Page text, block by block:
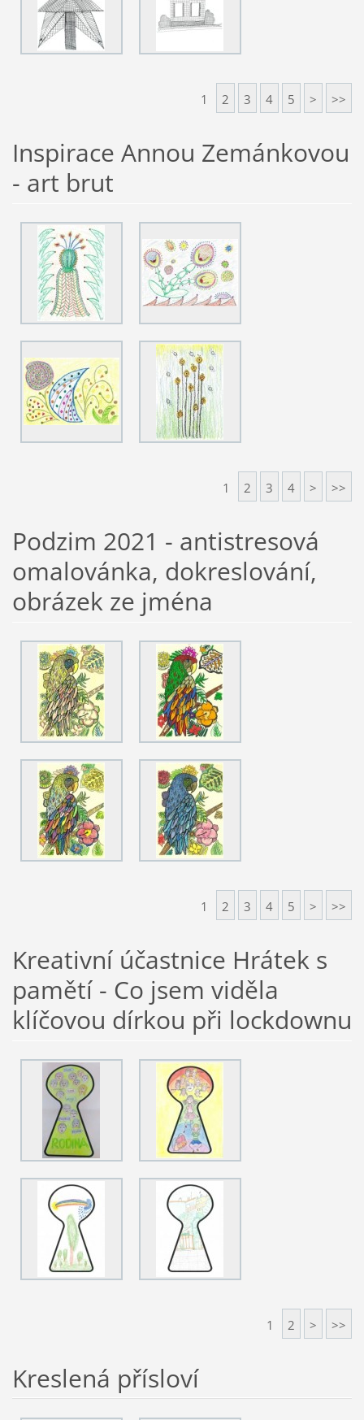
1 2 3 4 5 > >>
Inspirace Annou Zemánkovou
- art brut
1 2 3 4 > >>
Podzim 2021 - antistresová
omalovánka, dokreslování,
obrázek ze jména
1 2 3 4 5 > >>
Kreativní účastnice Hrátek s
pamětí - Co jsem viděla
klíčovou dírkou při lockdownu
1 2 > >>
Kreslená přísloví